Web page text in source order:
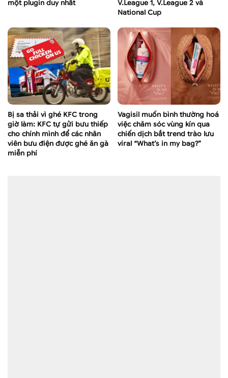
một plugin duy nhất
V.League 1, V.League 2 và
National Cup
Bị sa thải vì ghé KFC trong
giờ làm: KFC tự gửi bưu thiếp
cho chính mình để các nhân
viên bưu điện được ghé ăn gà
miễn phí
Vagisil muốn bình thường hoá
việc chăm sóc vùng kín qua
chiến dịch bắt trend trào lưu
viral “What’s in my bag?”